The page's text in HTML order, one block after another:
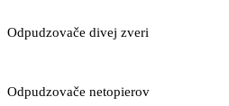
Odpudzovače divej zveri
Odpudzovače netopierov